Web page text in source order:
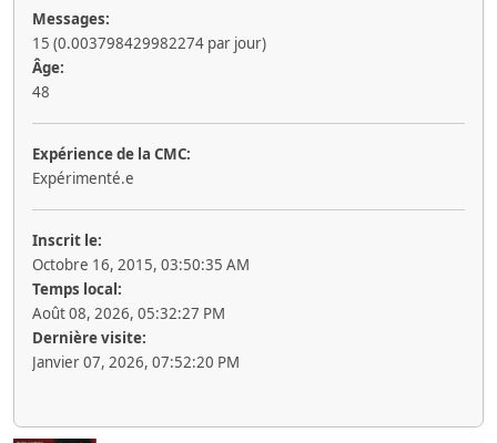
Messages:
15 (0.003798429982274 par jour)
Âge:
48
Expérience de la CMC:
Expérimenté.e
Inscrit le:
Octobre 16, 2015, 03:50:35 AM
Temps local:
Août 08, 2026, 05:32:27 PM
Dernière visite:
Janvier 07, 2026, 07:52:20 PM